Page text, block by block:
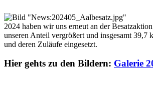
2024 haben wir uns erneut an der
unseren Anteil vergrößert und insgesamt 39,7
und deren Zuläufe eingesetzt.
Hier gehts zu den Bildern: Galerie